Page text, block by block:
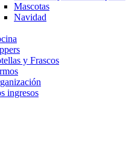
Mascotas
Navidad
y Frascos
ingresos